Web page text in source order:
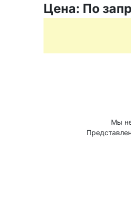
Цена: По
Мы